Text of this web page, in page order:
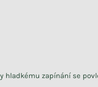
hladkému zapínání se